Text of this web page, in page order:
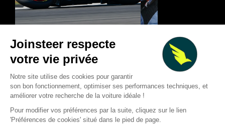
Bezzecchi pulvérise le record
du tour à Silverstone et
propulse Aprilia en tête
Thibaud Carrai
Aug 7, 2026
Marquez démarre
end en tête,
impressionne pour
Thibaud Carrai